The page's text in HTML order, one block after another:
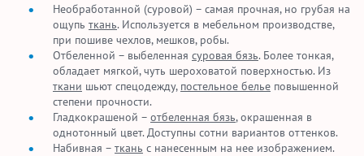
Необработанной (суровой) – самая прочная, но грубая на
ощупь ткань. Используется в мебельном производстве,
при пошиве чехлов, мешков, робы.
Отбеленной – выбеленная суровая бязь. Более тонкая,
обладает мягкой, чуть шероховатой поверхностью. Из
ткани шьют спецодежду, постельное белье повышенной
степени прочности.
Гладкокрашеной – отбеленная бязь, окрашенная в
однотонный цвет. Доступны сотни вариантов оттенков.
Набивная – ткань с нанесенным на нее изображением.